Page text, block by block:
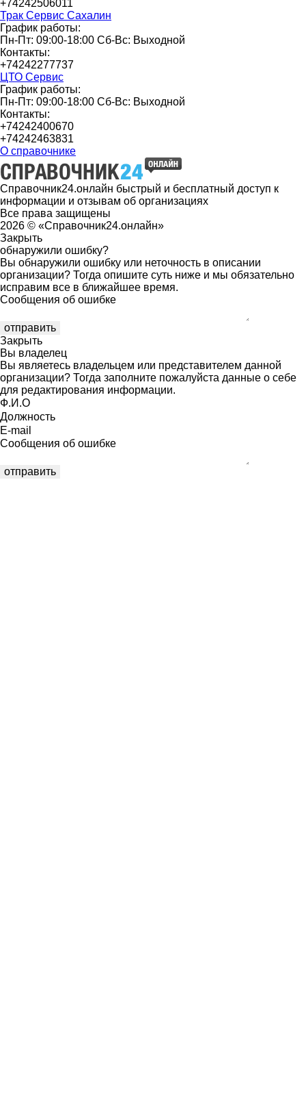
+74242506011
Трак Сервис Сахалин
График работы:
Пн-Пт: 09:00-18:00 Сб-Вс: Выходной
Контакты:
+74242277737
ЦТО Сервис
График работы:
Пн-Пт: 09:00-18:00 Сб-Вс: Выходной
Контакты:
+74242400670
+74242463831
О справочнике
Справочник24.онлайн быстрый и бесплатный доступ к
информации и отзывам об организациях
Все права защищены
2026 © «Справочник24.онлайн»
Закрыть
обнаружили ошибку?
Вы обнаружили ошибку или неточность в описании
организации? Тогда опишите суть ниже и мы обязательно
исправим все в ближайшее время.
Сообщения об ошибке
Закрыть
Вы владелец
Вы являетесь владельцем или представителем данной
организации? Тогда заполните пожалуйста данные о себе
для редактирования информации.
Ф.И.О
Должность
E-mail
Сообщения об ошибке